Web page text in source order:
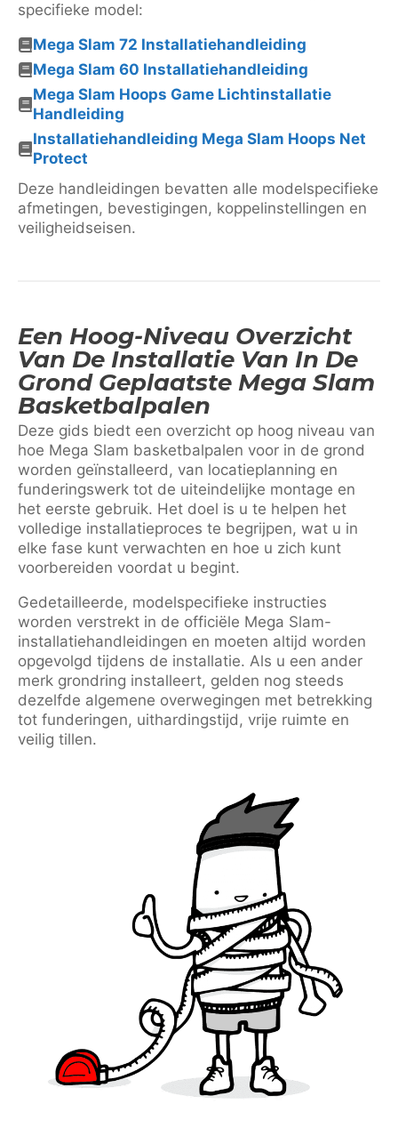
specifieke model:
Mega Slam 72 Installatiehandleiding
Mega Slam 60 Installatiehandleiding
Mega Slam Hoops Game Lichtinstallatie
Handleiding
Installatiehandleiding Mega Slam Hoops Net
Protect
Deze handleidingen bevatten alle modelspecifieke
afmetingen, bevestigingen, koppelinstellingen en
veiligheidseisen.
Een Hoog-Niveau Overzicht
Van De Installatie Van In De
Grond Geplaatste Mega Slam
Basketbalpalen
Deze gids biedt een overzicht op hoog niveau van
hoe Mega Slam basketbalpalen voor in de grond
worden geïnstalleerd, van locatieplanning en
funderingswerk tot de uiteindelijke montage en
het eerste gebruik. Het doel is u te helpen het
volledige installatieproces te begrijpen, wat u in
elke fase kunt verwachten en hoe u zich kunt
voorbereiden voordat u begint.
Gedetailleerde, modelspecifieke instructies
worden verstrekt in de officiële Mega Slam-
installatiehandleidingen en moeten altijd worden
opgevolgd tijdens de installatie. Als u een ander
merk grondring installeert, gelden nog steeds
dezelfde algemene overwegingen met betrekking
tot funderingen, uithardingstijd, vrije ruimte en
veilig tillen.